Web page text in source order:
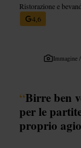
Ristorazione e
4,6
Immagine /
“Birre ben
per le
proprio